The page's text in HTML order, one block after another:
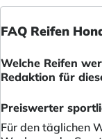
FAQ Reifen
Welche Reifen
Redaktion für
Preiswerter
Für den täglichen